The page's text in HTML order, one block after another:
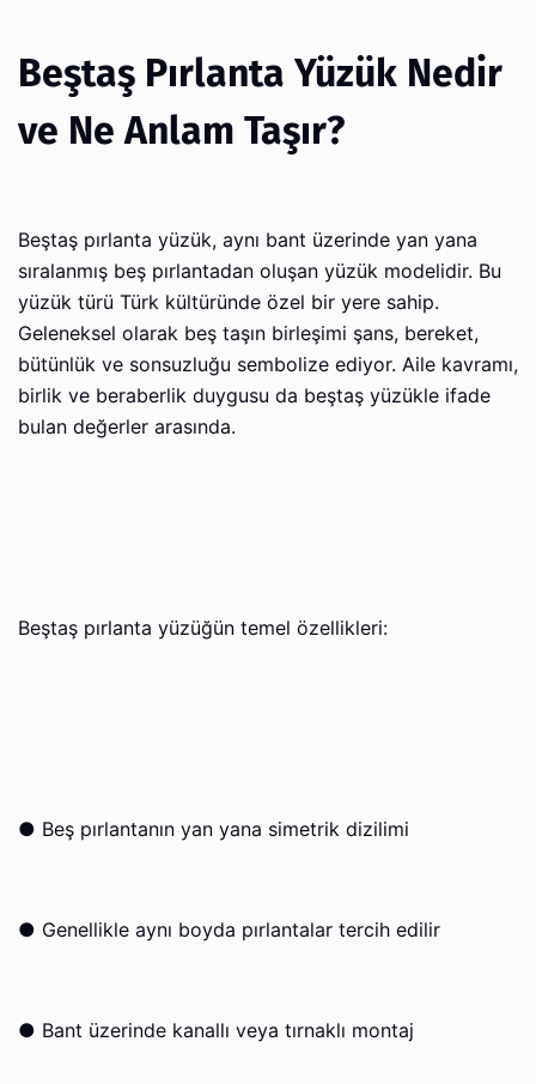
Beştaş Pırlanta Yüzük Nedir
ve Ne Anlam Taşır?
Beştaş pırlanta yüzük, aynı bant üzerinde yan yana
sıralanmış beş pırlantadan oluşan yüzük modelidir. Bu
yüzük türü Türk kültüründe özel bir yere sahip.
Geleneksel olarak beş taşın birleşimi şans, bereket,
bütünlük ve sonsuzluğu sembolize ediyor. Aile kavramı,
birlik ve beraberlik duygusu da beştaş yüzükle ifade
bulan değerler arasında.
Beştaş pırlanta yüzüğün temel özellikleri:
● Beş pırlantanın yan yana simetrik dizilimi
● Genellikle aynı boyda pırlantalar tercih edilir
● Bant üzerinde kanallı veya tırnaklı montaj